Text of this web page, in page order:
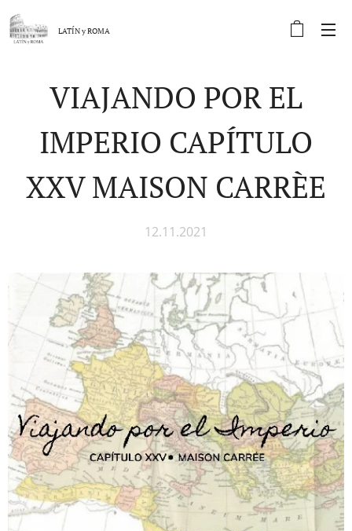
LATÍN yROMA
VIAJANDO POR EL
IMPERIO CAPÍTULO
XXV MAISON CARRÈE
12.11.2021